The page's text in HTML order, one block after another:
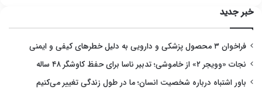
خبر جدید
فراخوان ۳ محصول پزشکی و دارویی به دلیل خطرهای کیفی و ایمنی
نجات «وویجر ۲» از خاموشی؛ تدبیر ناسا برای حفظ کاوشگر ۴۸ ساله
باور اشتباه درباره شخصیت انسان؛ ما در طول زندگی تغییر می‌کنیم